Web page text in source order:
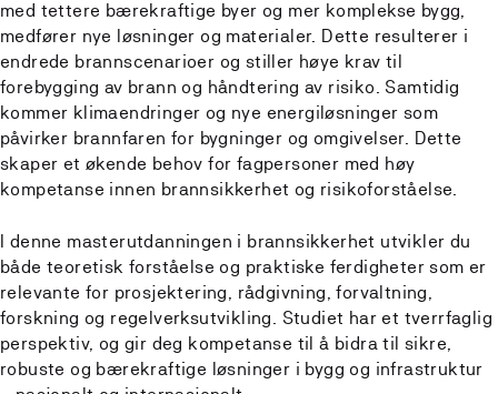
med tettere bærekraftige byer og mer komplekse bygg,
medfører nye løsninger og materialer. Dette resulterer i
endrede brannscenarioer og stiller høye krav til
forebygging av brann og håndtering av risiko. Samtidig
kommer klimaendringer og nye energiløsninger som
påvirker brannfaren for bygninger og omgivelser. Dette
skaper et økende behov for fagpersoner med høy
kompetanse innen brannsikkerhet og risikoforståelse.
I denne masterutdanningen i brannsikkerhet utvikler du
både teoretisk forståelse og praktiske ferdigheter som er
relevante for prosjektering, rådgivning, forvaltning,
forskning og regelverksutvikling. Studiet har et tverrfaglig
perspektiv, og gir deg kompetanse til å bidra til sikre,
robuste og bærekraftige løsninger i bygg og infrastruktur